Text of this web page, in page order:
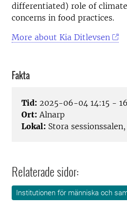
differentiated) role of
concerns in food practices.
More about Kia Ditlevsen
Fakta
Tid: 2025-06-04 14:15 -
Ort: Alnarp
Lokal: Stora
Relaterade sidor:
Institutionen för människa och